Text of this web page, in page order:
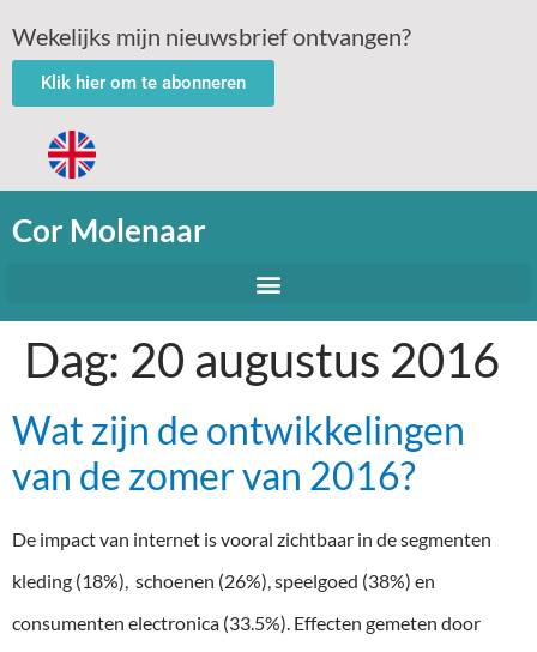
Wekelijks mijn nieuwsbrief ontvangen?
Klik hier om te abonneren
Cor Molenaar
Dag: 20 augustus 2016
Wat zijn de ontwikkelingen
van de zomer van 2016?
De impact van internet is vooral zichtbaar in de segmenten
kleding (18%), schoenen (26%), speelgoed (38%) en
consumenten electronica (33.5%). Effecten gemeten door